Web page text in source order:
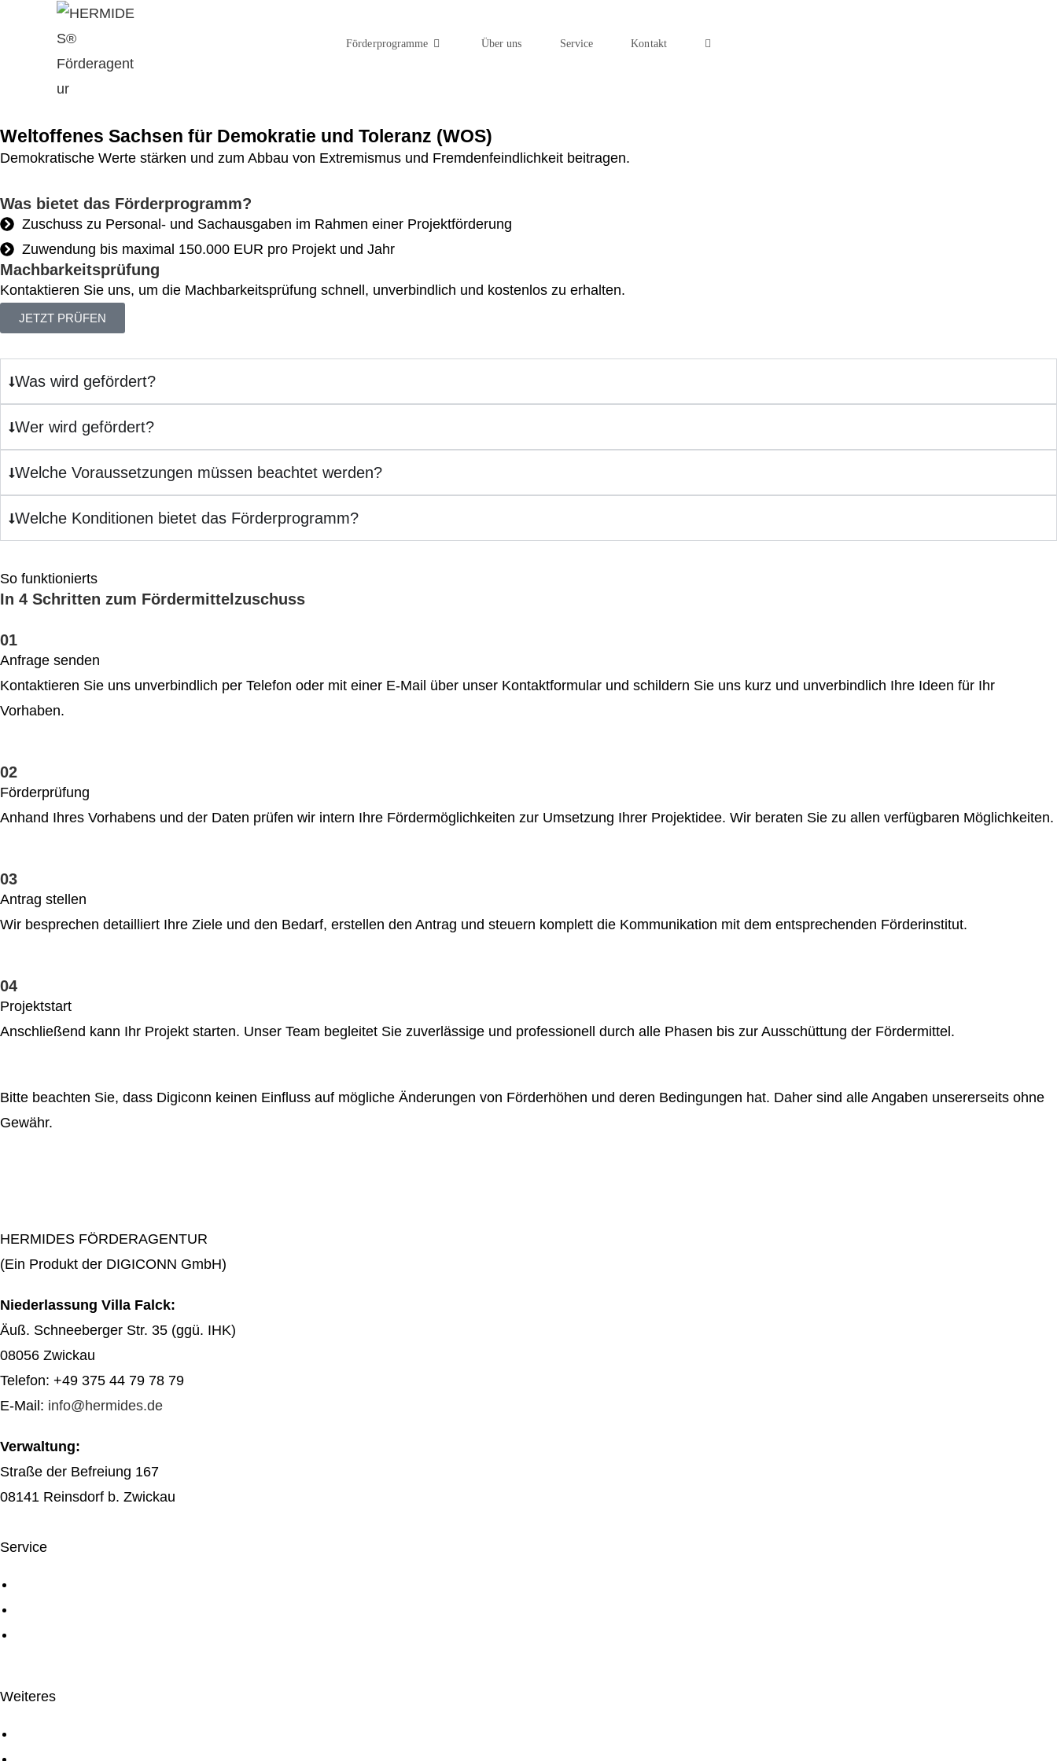
Förderprogramme Über uns Service Kontakt
Weltoffenes Sachsen für Demokratie und Toleranz (WOS)
Demokratische Werte stärken und zum Abbau von Extremismus und Fremdenfeindlichkeit beitragen.
Was bietet das Förderprogramm?
Zuschuss zu Personal- und Sachausgaben im Rahmen einer Projektförderung
Zuwendung bis maximal 150.000 EUR pro Projekt und Jahr
Machbarkeitsprüfung
Kontaktieren Sie uns, um die Machbarkeitsprüfung schnell, unverbindlich und kostenlos zu erhalten.
JETZT PRÜFEN
Was wird gefördert?
Wer wird gefördert?
Welche Voraussetzungen müssen beachtet werden?
Welche Konditionen bietet das Förderprogramm?
So funktionierts
In 4 Schritten zum Fördermittelzuschuss
01
Anfrage senden
Kontaktieren Sie uns unverbindlich per Telefon oder mit einer E-Mail über unser Kontakt­formular und schildern Sie uns kurz und unverbindlich Ihre Ideen für Ihr
Vorhaben.
02
Förderprüfung
Anhand Ihres Vorhabens und der Daten prüfen wir intern Ihre Förder­möglichkeiten zur Umsetzung Ihrer Projektidee. Wir beraten Sie zu allen verfügbaren Möglichkeiten.
03
Antrag stellen
Wir besprechen detailliert Ihre Ziele und den Bedarf, erstellen den Antrag und steuern komplett die Kommunikation mit dem entsprechenden Förderinstitut.
04
Projektstart
Anschließend kann Ihr Projekt starten. Unser Team begleitet Sie zuverlässige und professionell durch alle Phasen bis zur Ausschüttung der Fördermittel.
Bitte beachten Sie, dass Digiconn keinen Einfluss auf mögliche Änderungen von Förderhöhen und deren Bedingungen hat. Daher sind alle Angaben unsererseits ohne
Gewähr.
HERMIDES FÖRDERAGENTUR
(Ein Produkt der DIGICONN GmbH)
Niederlassung Villa Falck:
Äuß. Schneeberger Str. 35 (ggü. IHK)
08056 Zwickau
Telefon: +49 375 44 79 78 79
E-Mail: info@hermides.de
Verwaltung:
Straße der Befreiung 167
08141 Reinsdorf b. Zwickau
Service
Weiteres